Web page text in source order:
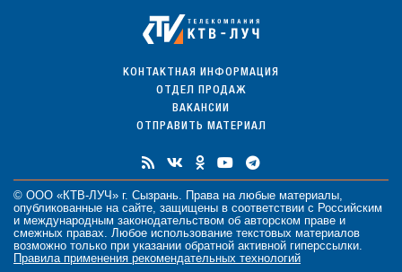
КОНТАКТНАЯ ИНФОРМАЦИЯ
ОТДЕЛ ПРОДАЖ
ВАКАНСИИ
ОТПРАВИТЬ МАТЕРИАЛ
© ООО «КТВ-ЛУЧ» г. Сызрань. Права на любые материалы
опубликованные на сайте, защищены в соответствии с Российским
и международным законодательством об авторском праве и
смежных правах. Любое использование текстовых материалов
возможно только при указании обратной активной гиперссылки.
Правила применения рекомендательных технологий